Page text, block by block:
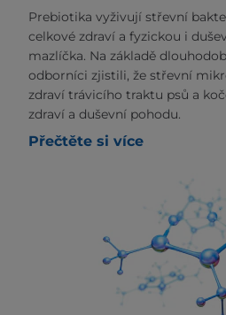
Prebiotika vyživují střevní
celkové zdraví a fyzickou i
mazlíčka. Na základě
odborníci zjistili, že střevní
zdraví trávicího traktu psů a
zdraví a duševní pohodu.
Přečtěte si více